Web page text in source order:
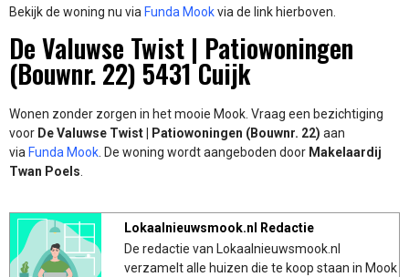
Bekijk de woning nu via Funda Mookvia de link hierboven.
De Valuwse Twist | Patiowoningen
(Bouwnr. 22) 5431 Cuijk
Wonen zonder zorgen in het mooie Mook. Vraag een bezichtiging
voor De Valuwse Twist | Patiowoningen (Bouwnr. 22) aan
via Funda Mook . De woning wordt aangeboden door Makelaardij
Twan Poels
Lokaalnieuwsmook.nl Redactie
De redactie van Lokaalnieuwsmook.nl
verzamelt alle huizen die te koop staan in Mook